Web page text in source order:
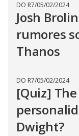
DO R7/05/02/2024
Josh
rumores
Thanos
DO R7/05/02/2024
[Quiz]
Dwight?